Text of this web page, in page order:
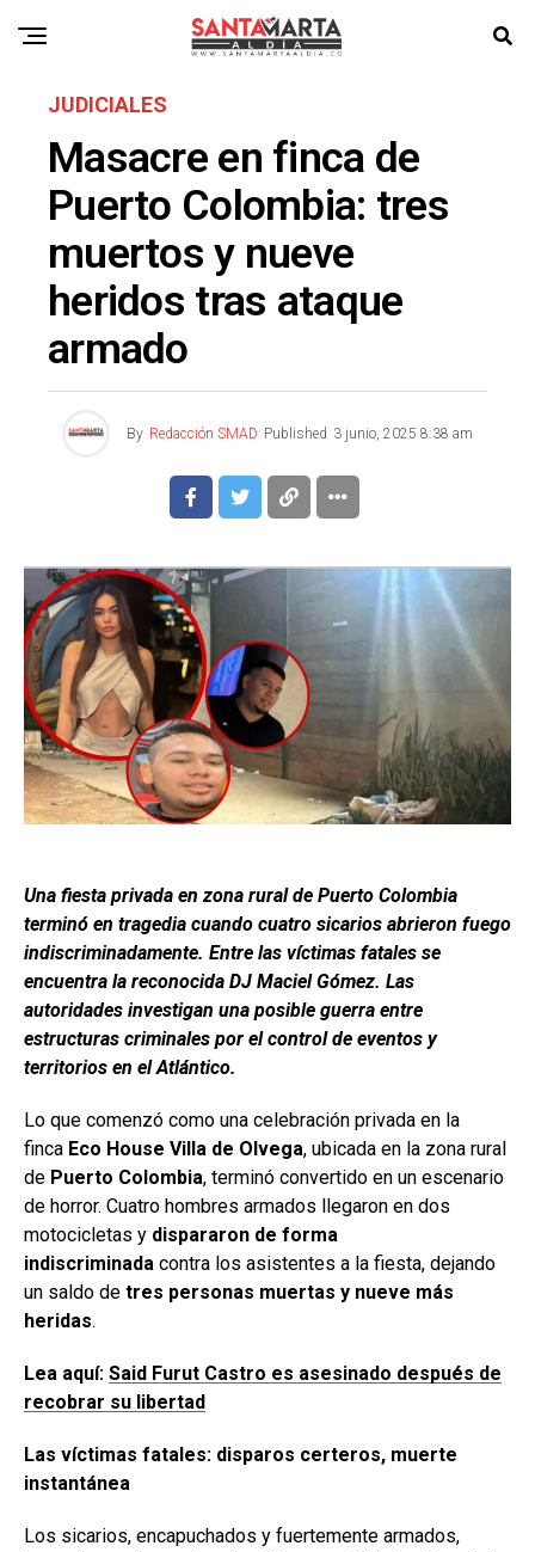
JUDICIALES
Masacre en finca de
Puerto Colombia: tres
muertos y nueve
heridos tras ataque
armado
By Redacción SMAD Published 3 junio, 2025 8:38 am
Una fiesta privada en zona rural de Puerto Colombia
terminó en tragedia cuando cuatro sicarios abrieron fuego
indiscriminadamente. Entre las víctimas fatales se
encuentra la reconocida DJ Maciel Gómez. Las
autoridades investigan una posible guerra entre
estructuras criminales por el control de eventos y
territorios en el Atlántico.
Lo que comenzó como una celebración privada en la
finca Eco House Villa de Olvega, ubicada en la zona rural
de Puerto Colombia, terminó convertido en un escenario
de horror. Cuatro hombres armados llegaron en dos
motocicletas y dispararon de forma
indiscriminada contra los asistentes a la fiesta, dejando
un saldo de tres personas muertas y nueve más
heridas.
Lea aquí: Said Furut Castro es asesinado después de
recobrar su libertad
Las víctimas fatales: disparos certeros, muerte
instantánea
Los sicarios, encapuchados y fuertemente armados,